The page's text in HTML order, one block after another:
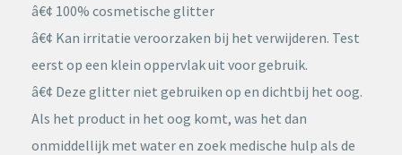
â€¢ 100% cosmetische glitter
â€¢ Kan irritatie veroorzaken bij het verwijderen. Test
eerst op een klein oppervlak uit voor gebruik.
â€¢ Deze glitter niet gebruiken op en dichtbij het oog.
Als het product in het oog komt, was het dan
onmiddellijk met water en zoek medische hulp als de